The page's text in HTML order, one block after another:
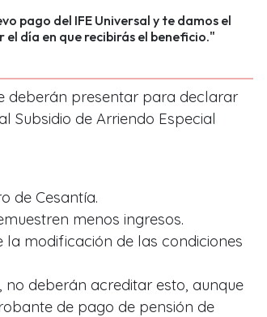
pago del IFE Universal y te damos el
el día en que recibirás el beneficio."
deberán presentar para declarar
Subsidio de Arriendo Especial
de Cesantía.
menos ingresos.
modificación de las condiciones
deberán acreditar esto, aunque
de pago de pensión de